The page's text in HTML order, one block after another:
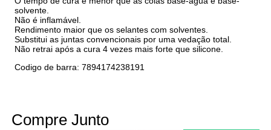
solvente.
Não é inflamável.
Rendimento maior que os selantes com solventes.
Substitui as juntas convencionais por uma vedação total.
Não retrai após a cura 4 vezes mais forte que silicone.
Codigo de barra: 7894174238191
Compre Junto